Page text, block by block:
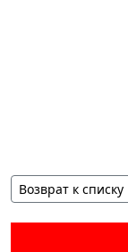
Возврат к списку